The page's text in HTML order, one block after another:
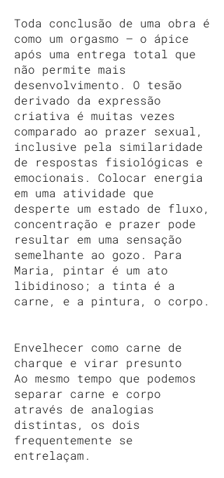
Toda conclusão de uma obra é
como um orgasmo — o ápice
após uma entrega total que
não permite mais
desenvolvimento. O tesão
derivado da expressão
criativa é muitas vezes
comparado ao prazer sexual,
inclusive pela similaridade
de respostas fisiológicas e
emocionais. Colocar energia
em uma atividade que
desperte um estado de fluxo,
concentração e prazer pode
resultar em uma sensação
semelhante ao gozo. Para
Maria, pintar é um ato
libidinoso; a tinta é a
carne, e a pintura, o corpo.
Envelhecer como carne de
charque e virar presunto
Ao mesmo tempo que podemos
separar carne e corpo
através de analogias
distintas, os dois
frequentemente se
entrelaçam.